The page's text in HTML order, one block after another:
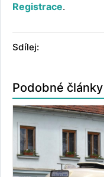
Registrace.
Sdílej:
Podobné články